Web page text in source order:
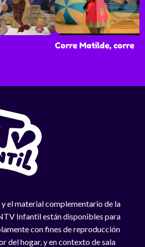
Corre Matilde, corre
y el material complementario de la
Infantil están disponibles para
con fines de reproducción
del hogar, y en contexto de sala